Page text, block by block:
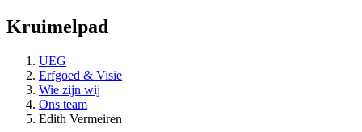
Kruimelpad
UEG
Erfgoed & Visie
Wie zijn wij
Ons team
Edith Vermeiren